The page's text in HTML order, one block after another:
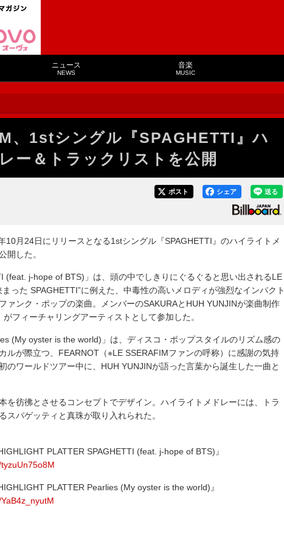
ニュース
NEWS
音楽
MUSIC
、1stシングル『SPAGHETTI』ハ
ー＆トラックリストを公開
送る
シェア
ポスト
月24日にリリースとなる1stシングル『SPAGHETTI』のハイライトメ
開した。
(feat. j-hope of BTS)」は、頭の中でしきりにぐるぐると思い出されるLE
った SPAGHETTI”に例えた、中毒性の高いメロディが強烈なインパクト
ァンク・ポップの楽曲。メンバーのSAKURAとHUH YUNJINが楽曲制作
フィーチャリングアーティストとして参加した。
(My oyster is the world)」は、ディスコ・ポップスタイルのリズム感の
ルが際立つ、FEARNOT（※LE SSERAFIMファンの呼称）に感謝の気持
のワールドツアー中に、HUH YUNJINが語った言葉から誕生した一曲と
を彷彿とさせるコンセプトでデザイン。ハイライトメドレーには、トラ
スパゲッティと真珠が取り入れられた。
PLATTER SPAGHETTI (feat. j-hope of BTS)』
PLATTER Pearlies (My oyster is the world)』